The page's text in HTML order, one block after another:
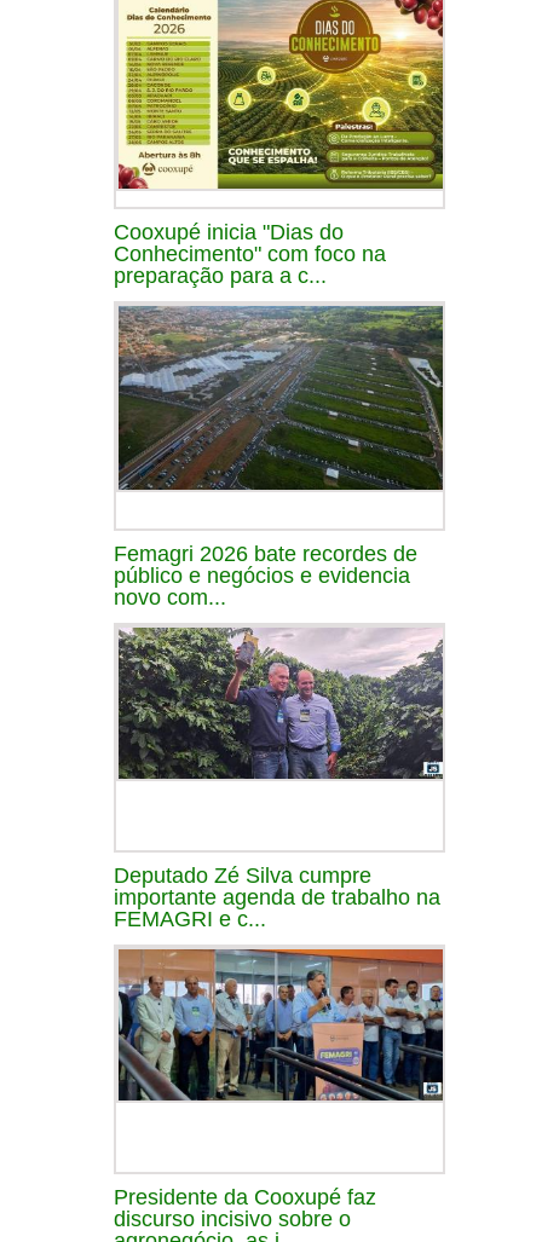
Cooxupé inicia "Dias do
Conhecimento" com foco na
preparação para a c...
Femagri 2026 bate recordes de
público e negócios e evidencia
novo com...
Deputado Zé Silva cumpre
importante agenda de trabalho na
FEMAGRI e c...
Presidente da Cooxupé faz
discurso incisivo sobre o